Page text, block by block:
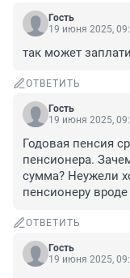
Гость
19 июня 2025,
так может
ОТВЕТИТЬ
Гость
19 июня 2025,
Годовая пенсия
пенсионера.
сумма? Неужели
пенсионеру
ОТВЕТИТЬ
Гость
19 июня 2025,